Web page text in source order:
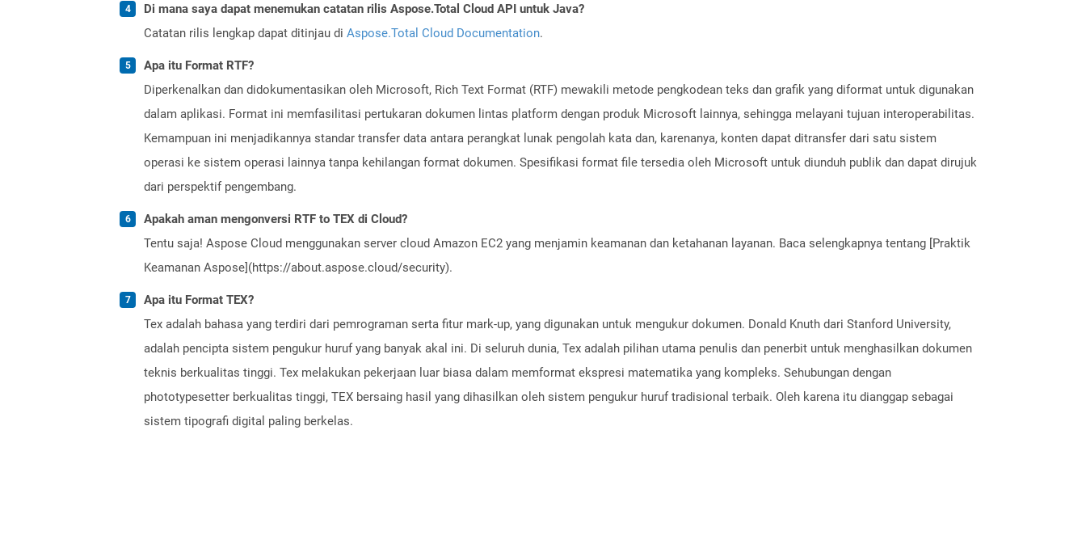
Di mana saya dapat menemukan catatan rilis Aspose.Total Cloud API untuk Java?
Catatan rilis lengkap dapat ditinjau di Aspose.Total Cloud Documentation.
Apa itu Format RTF?
Diperkenalkan dan didokumentasikan oleh Microsoft, Rich Text Format (RTF) mewakili metode pengkodean teks dan grafik yang diformat untuk digunakan
dalam aplikasi. Format ini memfasilitasi pertukaran dokumen lintas platform dengan produk Microsoft lainnya, sehingga melayani tujuan interoperabilitas.
Kemampuan ini menjadikannya standar transfer data antara perangkat lunak pengolah kata dan, karenanya, konten dapat ditransfer dari satu sistem
operasi ke sistem operasi lainnya tanpa kehilangan format dokumen. Spesifikasi format file tersedia oleh Microsoft untuk diunduh publik dan dapat dirujuk
dari perspektif pengembang.
Apakah aman mengonversi RTF to TEX di Cloud?
Tentu saja! Aspose Cloud menggunakan server cloud Amazon EC2 yang menjamin keamanan dan ketahanan layanan. Baca selengkapnya tentang [Praktik
Keamanan Aspose](https://about.aspose.cloud/security).
Apa itu Format TEX?
Tex adalah bahasa yang terdiri dari pemrograman serta fitur mark-up, yang digunakan untuk mengukur dokumen. Donald Knuth dari Stanford University,
adalah pencipta sistem pengukur huruf yang banyak akal ini. Di seluruh dunia, Tex adalah pilihan utama penulis dan penerbit untuk menghasilkan dokumen
teknis berkualitas tinggi. Tex melakukan pekerjaan luar biasa dalam memformat ekspresi matematika yang kompleks. Sehubungan dengan
phototypesetter berkualitas tinggi, TEX bersaing hasil yang dihasilkan oleh sistem pengukur huruf tradisional terbaik. Oleh karena itu dianggap sebagai
sistem tipografi digital paling berkelas.